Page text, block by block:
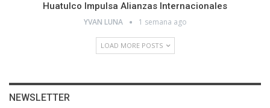
Huatulco Impulsa Alianzas Internacionales
YVAN LUNA 1 semana ago
LOAD MORE POSTS
NEWSLETTER